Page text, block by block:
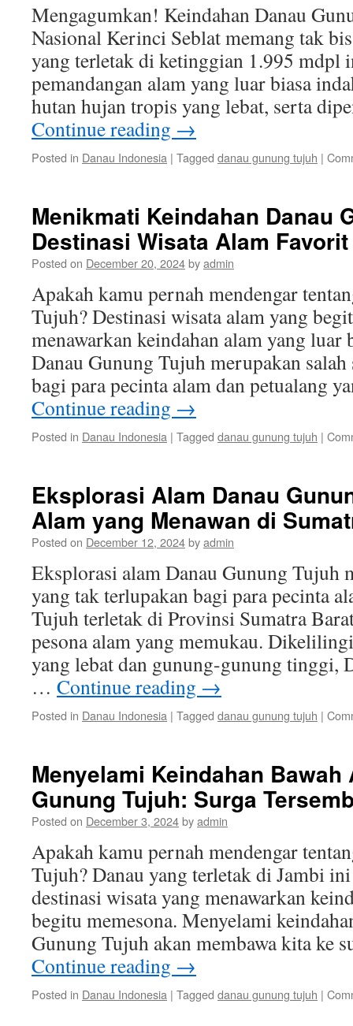
Mengagumkan! Keindahan Danau
Nasional Kerinci Seblat memang tak
yang terletak di ketinggian 1.995 mdpl
pemandangan alam yang luar biasa
hutan hujan tropis yang lebat, serta
Continue reading →
Posted in Danau Indonesia | Tagged danau gunung tujuh |
Menikmati Keindahan Danau
Destinasi Wisata Alam
Posted on December 20, 2024byadmin
Apakah kamu pernah mendengar
Tujuh? Destinasi wisata alam yang
menawarkan keindahan alam yang luar
Danau Gunung Tujuh merupakan
bagi para pecinta alam dan petualang
Continue reading →
Posted in Danau Indonesia | Tagged danau gunung tujuh |
Eksplorasi Alam Danau
Alam yang Menawan di
Posted on December 12, 2024byadmin
Eksplorasi alam Danau Gunung Tujuh
yang tak terlupakan bagi para pecinta
Tujuh terletak di Provinsi Sumatra
pesona alam yang memukau.
yang lebat dan gunung-gunung tinggi,
… Continue reading →
Posted in Danau Indonesia | Tagged danau gunung tujuh |
Menyelami Keindahan Bawah
Gunung Tujuh: Surga
Posted on December 3, 2024byadmin
Apakah kamu pernah mendengar
Tujuh? Danau yang terletak di Jambi
destinasi wisata yang menawarkan
begitu memesona. Menyelami
Gunung Tujuh akan membawa kita ke
Continue reading →
Posted in Danau Indonesia | Tagged danau gunung tujuh |